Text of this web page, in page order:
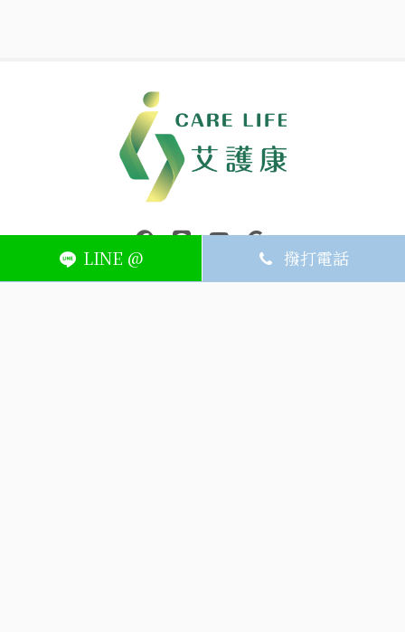
LINE @ 撥打電話
中壢醫療器材｜醫療器材補助｜出院醫療器材｜平鎮醫療器材｜艾
連結到facebook(另開視窗)
連結到Line(另開視窗)
連結到Youtube(另開視窗)
ABOUT